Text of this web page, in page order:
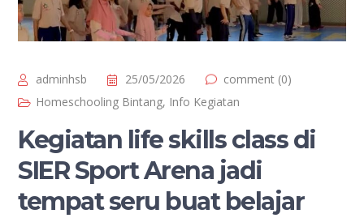
adminhsb 25/05/2026
comment (0)
Homeschooling Bintang, Info Kegiatan
Kegiatan life skills class di
SIER Sport Arena jadi
tempat seru buat belajar